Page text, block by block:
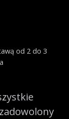
od 2 do 3